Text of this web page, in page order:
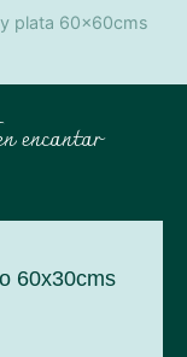
plata 60x60cms
encantar
60x30cms